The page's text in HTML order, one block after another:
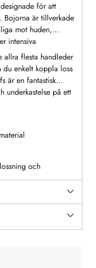
för att
Bojorna är tillverkade
mot huden,
intensiva
allra flesta handleder
du enkelt koppla loss
är en fantastisk
underkastelse på ett
och